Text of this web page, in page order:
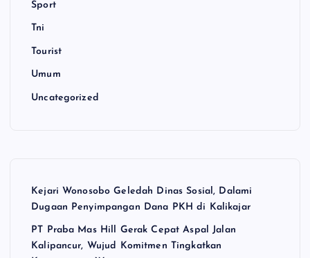
Sport
Tni
Tourist
Umum
Uncategorized
Kejari Wonosobo Geledah Dinas Sosial, Dalami
Dugaan Penyimpangan Dana PKH di Kalikajar
PT Praba Mas Hill Gerak Cepat Aspal Jalan
Kalipancur, Wujud Komitmen Tingkatkan